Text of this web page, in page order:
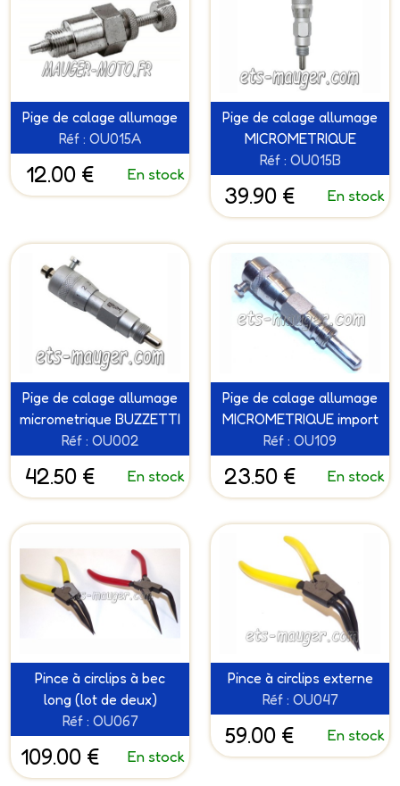
Pige de calage allumage
Réf : OU015A
12.00 € En stock
Pige de calage allumage
MICROMETRIQUE
Réf : OU015B
39.90 € En stock
Pige de calage allumage
micrometrique BUZZETTI
Réf : OU002
42.50 € En stock
Pige de calage allumage
MICROMETRIQUE import
Réf : OU109
23.50 € En stock
Pince à circlips à bec
long (lot de deux)
Réf : OU067
109.00 € En stock
Pince à circlips externe
Réf : OU047
59.00 € En stock